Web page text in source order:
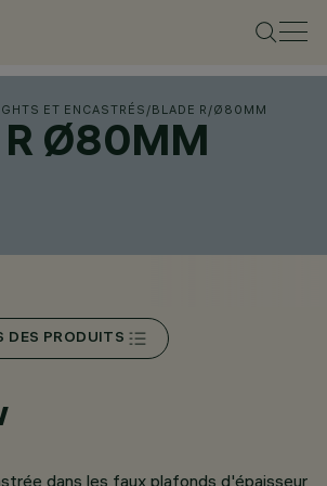
ET ENCASTRÉS /BLADE R /Ø80MM
R Ø80MM
DES PRODUITS
dans les faux plafonds d'épaisseur